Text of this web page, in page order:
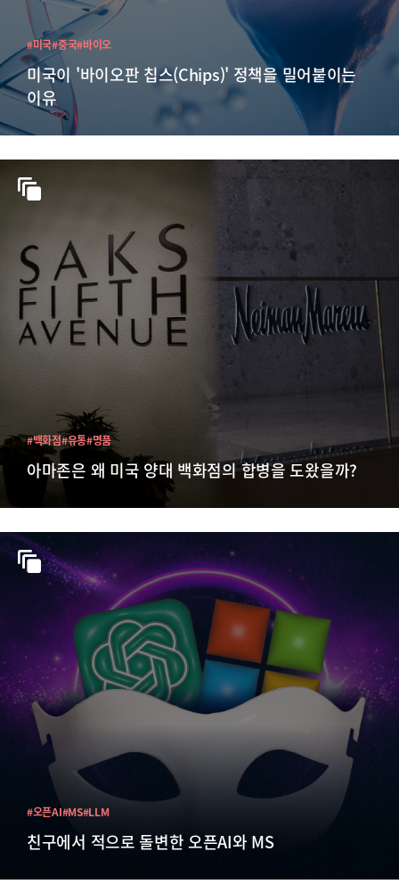
미국이 '바이오판 칩스(Chips)' 정책을 밀어붙이는
이유
#미국#중국#바이오
아마존은 왜 미국 양대 백화점의 합병을 도왔을까?
#백화점#유통#명품
친구에서 적으로 돌변한 오픈AI와 MS
#오픈AI#MS#LLM